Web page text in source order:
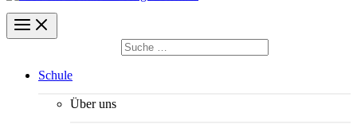
Suchen
nach:
Schule
Über uns